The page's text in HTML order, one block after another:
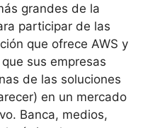
grandes de la
participar de las
que ofrece AWS y
sus empresas
de las soluciones
en un mercado
Banca, medios,